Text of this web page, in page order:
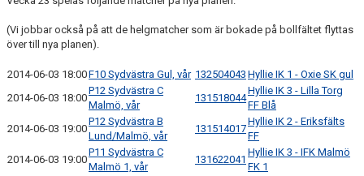
MEDLEMSKAP
(Vi jobbar också på att de helgmatcher som är bokade på bollfältet flyttas
över till nya planen).
2014-06-03 18:00F10 Sydvästra Gul, vår 132504043 Hyllie IK 1 - Oxie SK gul
2014-06-03 18:00
P12 Sydvästra C
Malmö, vår
131518044
Hyllie IK 3 - Lilla Torg
FF Blå
2014-06-03 19:00
P12 Sydvästra B
Lund/Malmö, vår
131514017
Hyllie IK 2 - Eriksfälts
FF
2014-06-03 19:00
P11 Sydvästra C
Malmö 1, vår
131622041
Hyllie IK 3 - IFK Malmö
FK 1